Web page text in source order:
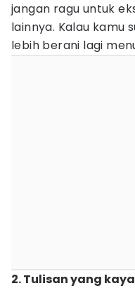
jangan ragu untuk
lainnya. Kalau kamu
lebih berani lagi
2. Tulisan yang